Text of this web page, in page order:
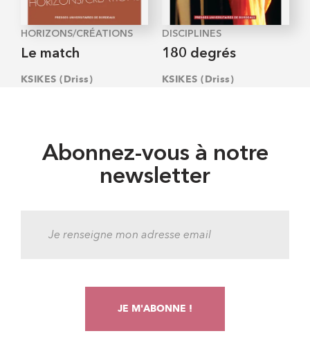
HORIZONS/CRÉATIONS
Le match
KSIKES (Driss)
DISCIPLINES
180 degrés
KSIKES (Driss)
Abonnez-vous à notre
newsletter